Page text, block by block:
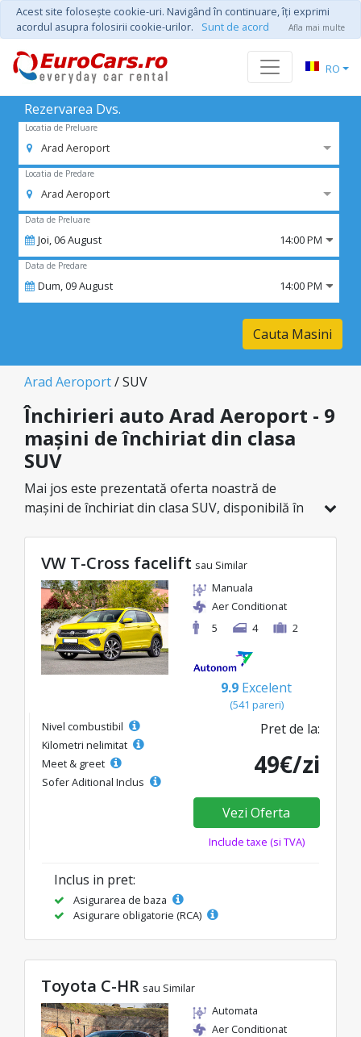
Acest site foloseşte cookie-uri. Navigând în continuare, îţi exprimi
acordul asupra folosirii cookie-urilor.
Sunt de acord Afla mai multe
RO
Rezervarea Dvs.
Locatia de Preluare
Arad Aeroport
Locatia de Predare
Arad Aeroport
Data de Preluare
Joi,06August 14:00 PM
Data de Predare
Dum,09August 14:00 PM
Cauta Masini
Arad Aeroport/ SUV
Închirieri auto Arad Aeroport - 9
mașini de închiriat din clasa
SUV
Mai jos este prezentată oferta noastră de
mașini de închiriat din clasa SUV, disponibilă în
categoria selectată, cu prețuri avantajoase ce
pornesc de la doar 49€/zi.
VW T-Cross facelift sau Similar
Manuala
Aer Conditionat
5
4 2
9.9 Excelent
(541 pareri)
Nivel combustibil
Kilometri nelimitat
Meet & greet
Sofer Aditional Inclus
Pret de la:
49€/zi
Vezi Oferta
Include taxe (si TVA)
Inclus in pret:
Asigurarea de baza
Asigurare obligatorie (RCA)
Toyota C-HR sau Similar
Automata
Aer Conditionat